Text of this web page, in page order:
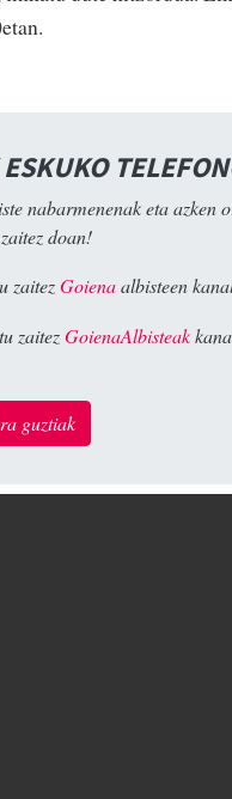
nabarmenenak eta azken
doan!
zaitezGoienaalbisteen
zaitezGoienaAlbisteak
guztiak